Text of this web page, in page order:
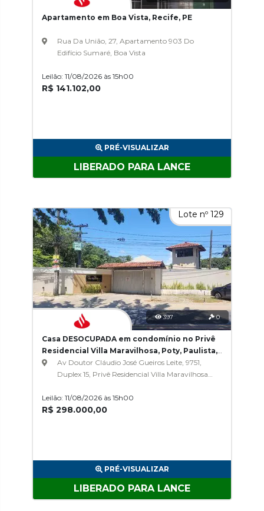
Apartamento em Boa Vista, Recife, PE
Rua Da União, 27, Apartamento 903 Do
Edifício Sumaré, Boa Vista
Leilão: 11/08/2026 às 15h00
R$ 141.102,00
PRÉ-VISUALIZAR
LIBERADO PARA LANCE
Lote nº 129
397 0
Casa DESOCUPADA em condomínio no Privê
Residencial Villa Maravilhosa, Poty, Paulista,
PE
Av Doutor Cláudio José Gueiros Leite, 9751,
Duplex 15, Privê Residencial Villa Maravilhosa,
Leilão: 11/08/2026 às 15h00
R$ 298.000,00
PRÉ-VISUALIZAR
LIBERADO PARA LANCE